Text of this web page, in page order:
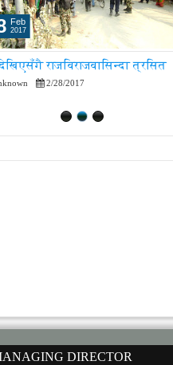
Feb
2017
लागि न्यूनतम उमेर २० वर्ष हुनुपर्ने
2/10/2017
DIRECTOR